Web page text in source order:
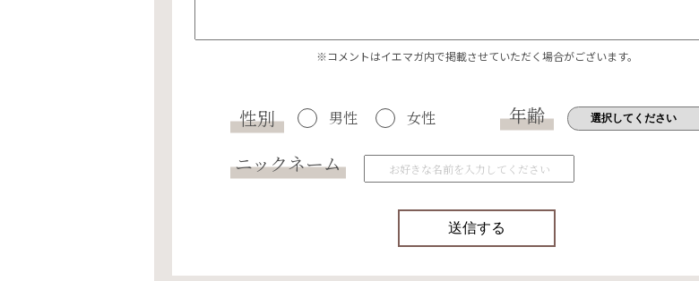
※コメントはイエマガ内で掲載させていただく場合がございます。
性別 男性 女性
年齢
ニックネーム